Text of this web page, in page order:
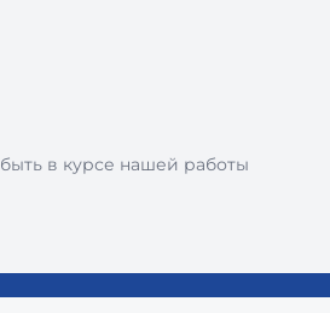
в курсе нашей работы